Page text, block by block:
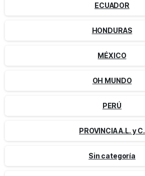
ECUADOR
HONDURAS
MÉXICO
OH MUNDO
PERÚ
PROVINCIA A.L. y C.
Sin categoría